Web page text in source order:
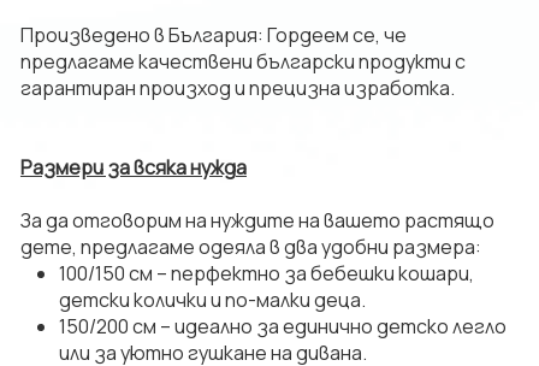
​Произведено в България: Гордеем се, че
предлагаме качествени български продукти с
гарантиран произход и прецизна изработка.
​Размери за всяка нужда
​За да отговорим на нуждите на вашето растящо
дете, предлагаме одеяла в два удобни размера:
​100/150 см – перфектно за бебешки кошари,
детски колички и по-малки деца.
​150/200 см – идеално за единично детско легло
или за уютно гушкане на дивана.